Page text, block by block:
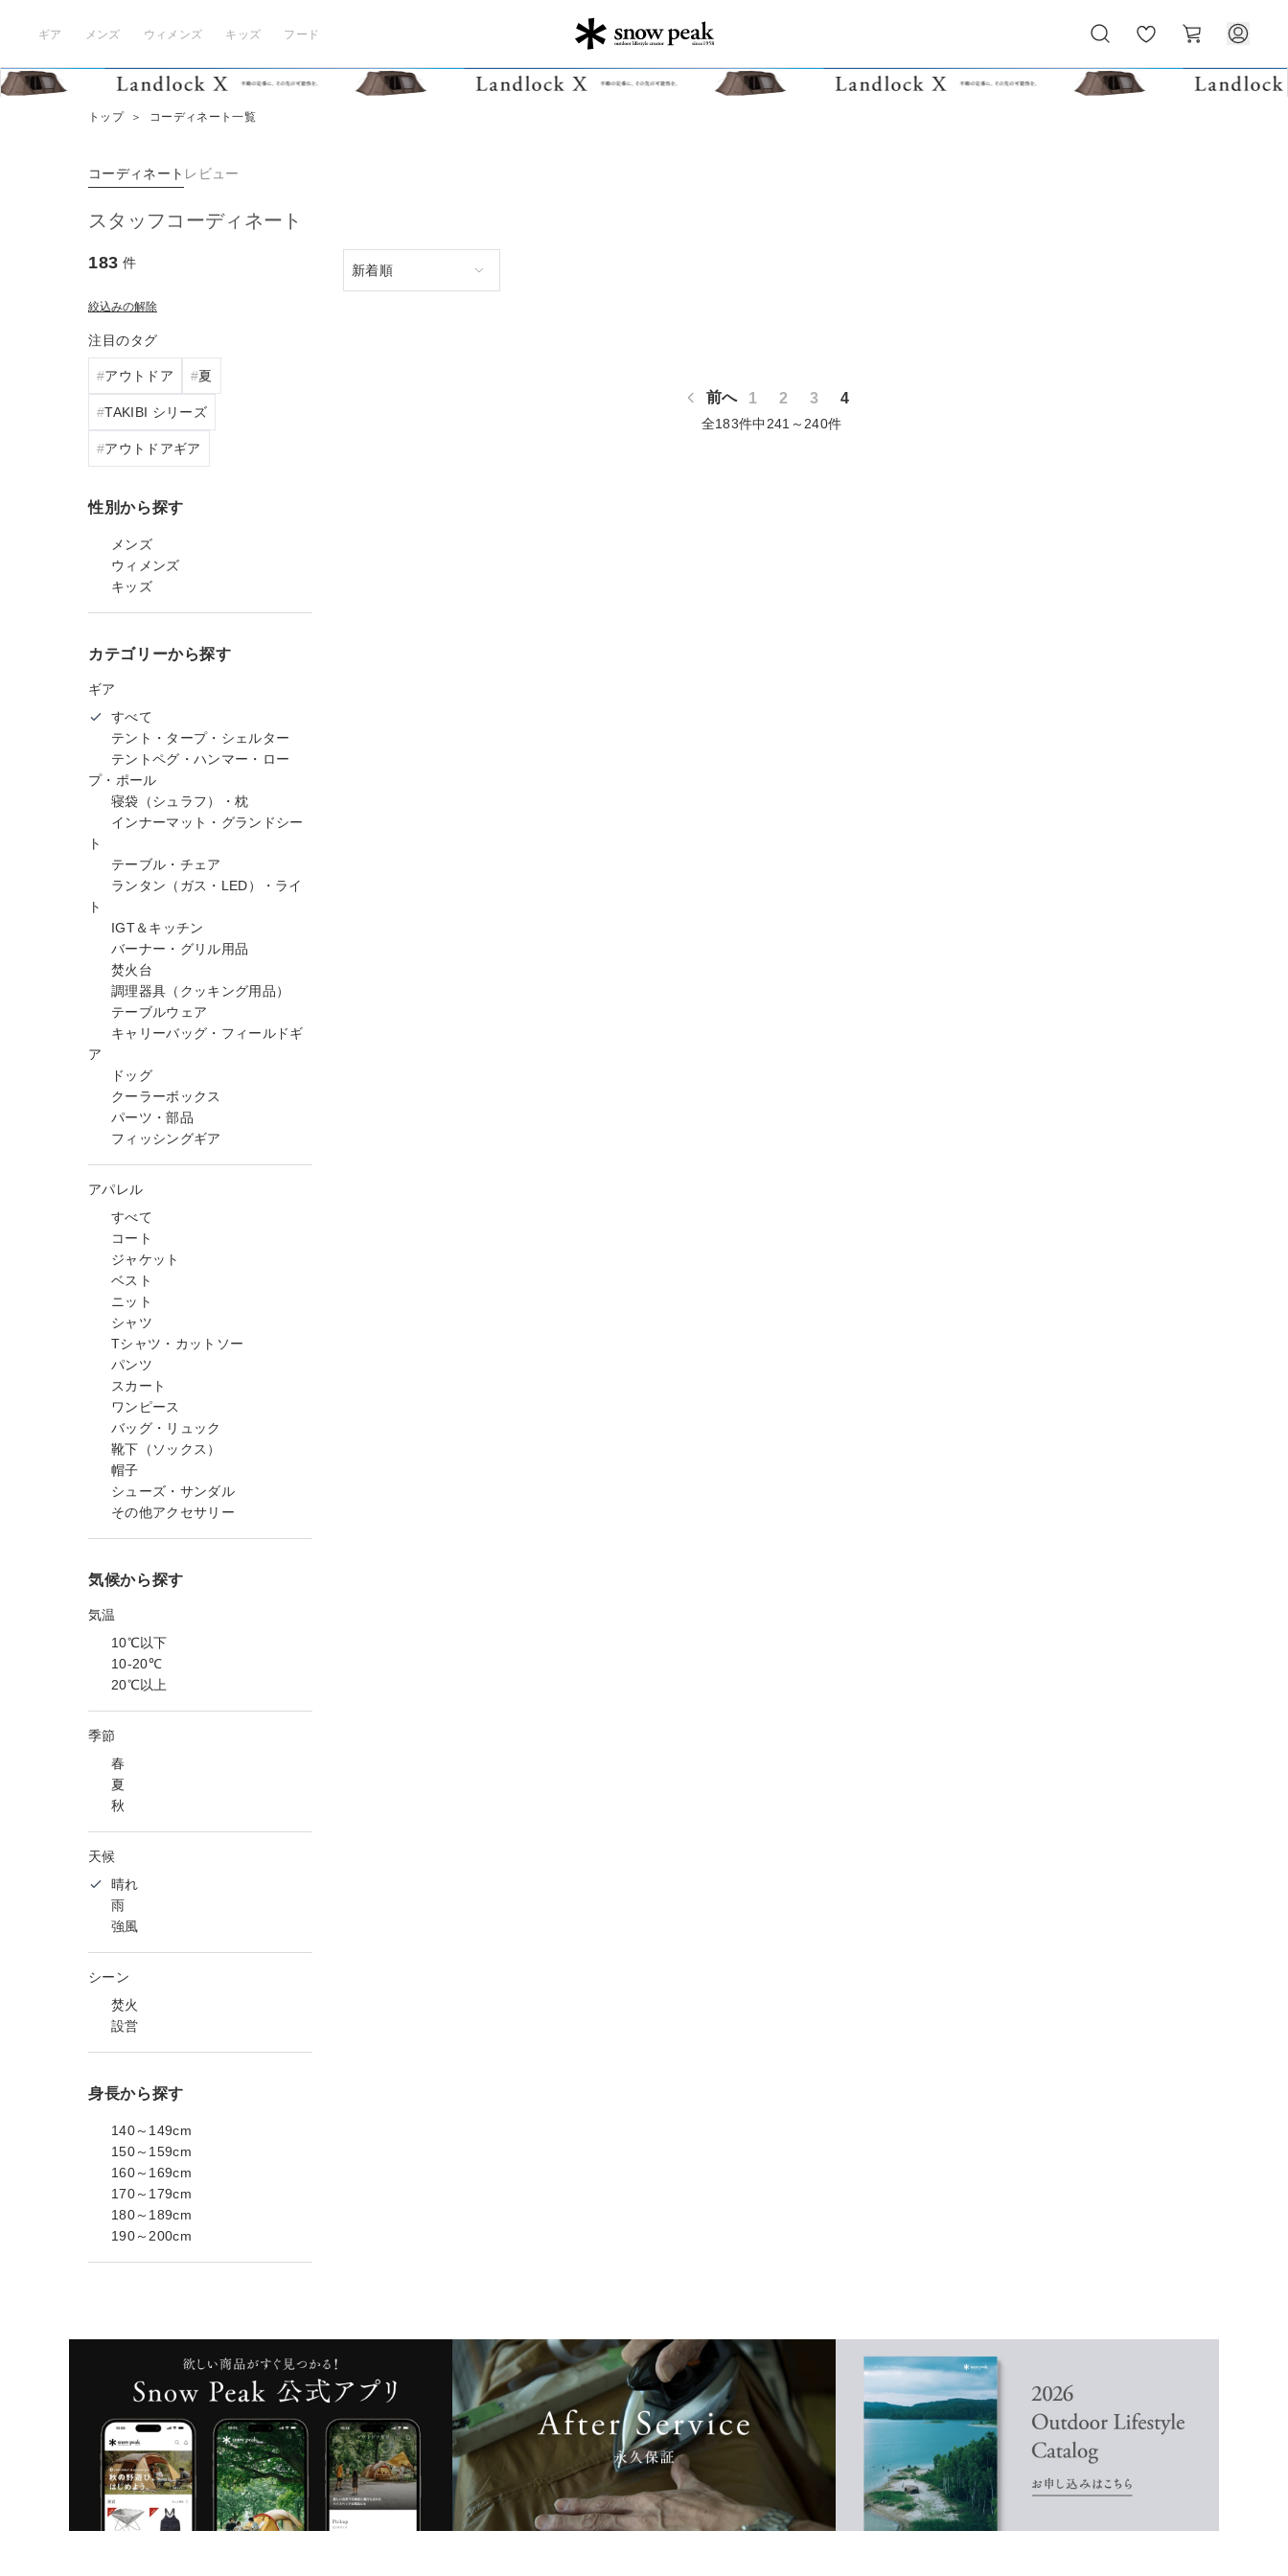
ギア メンズ ウィメンズ キッズ フード
気
に
ー
ト
トップ ＞ コーディネート一覧
コーディネート レビュー
スタッフコーディネート
183 件
絞込みの解除
注目のタグ
アウトドア 夏
TAKIBI シリーズ
アウトドアギア
性別から探す
メンズ
ウィメンズ
キッズ
カテゴリーから探す
ギア
すべて
テント・タープ・シェルター
テントペグ・ハンマー・ロー
プ・ポール
寝袋（シュラフ）・枕
インナーマット・グランドシー
ト
テーブル・チェア
ランタン（ガス・LED）・ライ
ト
IGT＆キッチン
バーナー・グリル用品
焚火台
調理器具（クッキング用品）
テーブルウェア
キャリーバッグ・フィールドギ
ア
ドッグ
クーラーボックス
パーツ・部品
フィッシングギア
アパレル
すべて
コート
ジャケット
ベスト
ニット
シャツ
Tシャツ・カットソー
パンツ
スカート
ワンピース
バッグ・リュック
靴下（ソックス）
帽子
シューズ・サンダル
その他アクセサリー
気候から探す
気温
10℃以下
10-20℃
20℃以上
季節
春
夏
秋
天候
晴れ
雨
強風
シーン
焚火
設営
身長から探す
140～149cm
150～159cm
160～169cm
170～179cm
180～189cm
190～200cm
前へ 1 2 3 4
全183件中241～240件